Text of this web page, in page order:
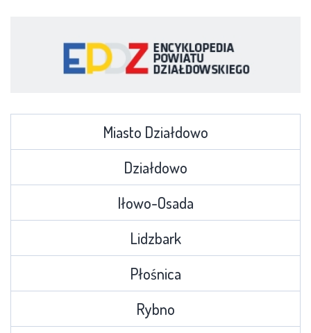
Miasto Działdowo
Działdowo
Iłowo-Osada
Lidzbark
Płośnica
Rybno